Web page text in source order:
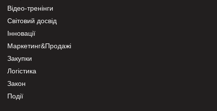
Відео-тренінги
Світовий досвід
Інновації
Маркетинг&Продажі
Закупки
Логістика
Закон
Події